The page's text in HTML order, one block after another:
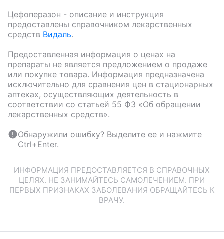
Цефоперазон - описание и инструкция
предоставлены справочником лекарственных
средств Видаль.
Предоставленная информация о ценах на
препараты не является предложением о продаже
или покупке товара. Информация предназначена
исключительно для сравнения цен в стационарных
аптеках, осуществляющих деятельность в
соответствии со статьей 55 ФЗ «Об обращении
лекарственных средств».
Обнаружили ошибку? Выделите ее и нажмите
Ctrl+Enter.
ИНФОРМАЦИЯ ПРЕДОСТАВЛЯЕТСЯ В СПРАВОЧНЫХ
ЦЕЛЯХ. НЕ ЗАНИМАЙТЕСЬ САМОЛЕЧЕНИЕМ. ПРИ
ПЕРВЫХ ПРИЗНАКАХ ЗАБОЛЕВАНИЯ ОБРАЩАЙТЕСЬ К
ВРАЧУ.